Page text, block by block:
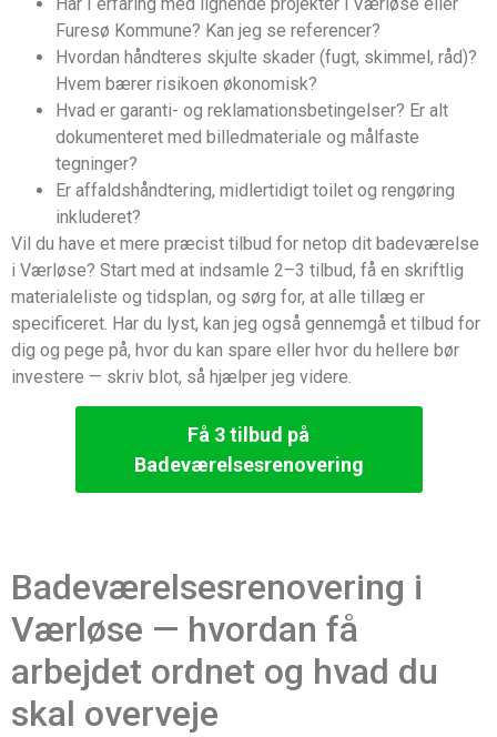
Furesø Kommune? Kan jeg se referencer?
Hvordan håndteres skjulte skader (fugt, skimmel, råd)?
Hvem bærer risikoen økonomisk?
Hvad er garanti- og reklamationsbetingelser? Er alt
dokumenteret med billedmateriale og målfaste
tegninger?
Er affaldshåndtering, midlertidigt toilet og rengøring
inkluderet?
Vil du have et mere præcist tilbud for netop dit badeværelse
i Værløse? Start med at indsamle 2–3 tilbud, få en skriftlig
materialeliste og tidsplan, og sørg for, at alle tillæg er
specificeret. Har du lyst, kan jeg også gennemgå et tilbud for
dig og pege på, hvor du kan spare eller hvor du hellere bør
investere — skriv blot, så hjælper jeg videre.
Få 3 tilbud på
Badeværelsesrenovering
Badeværelsesrenovering i
Værløse — hvordan få
arbejdet ordnet og hvad du
skal overveje